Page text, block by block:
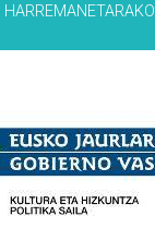
HARREMANETARAKO